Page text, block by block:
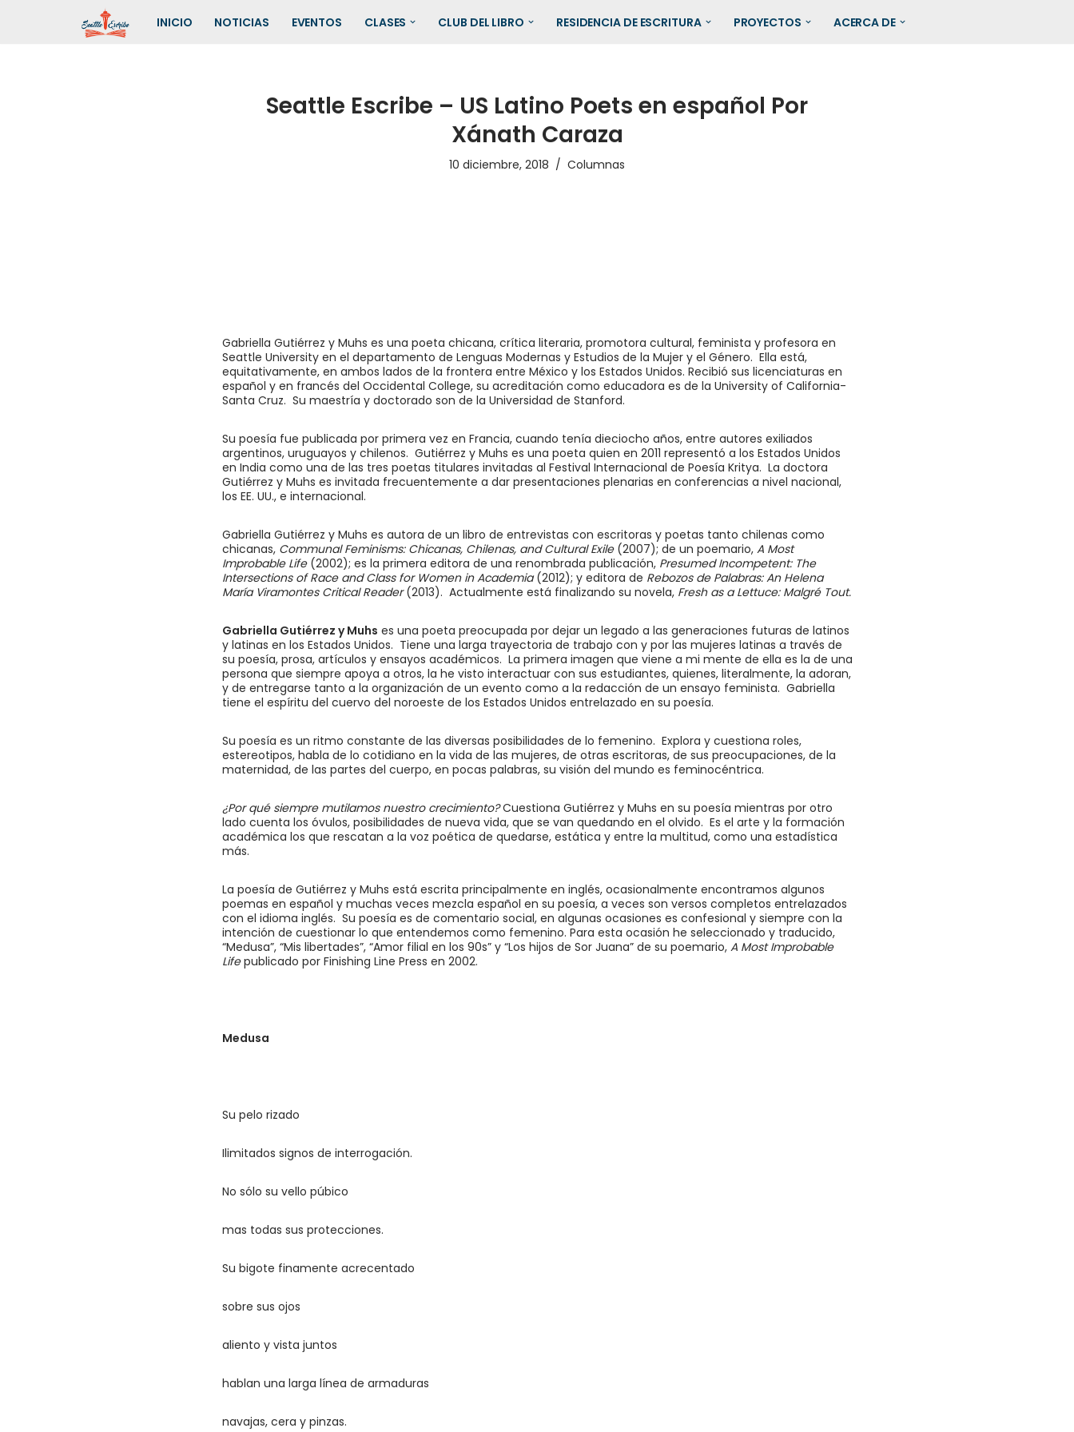
INICIO NOTICIAS EVENTOS CLASES CLUB DEL LIBRO RESIDENCIA DE ESCRITURA PROYECTOS ACERCA DE
Seattle Escribe – US Latino Poets en español Por
Xánath Caraza
10 diciembre, 2018 Columnas
Gabriella Gutiérrez y Muhs es una poeta chicana, crítica literaria, promotora cultural, feminista y profesora en
Seattle University en el departamento de Lenguas Modernas y Estudios de la Mujer y el Género. Ella está,
equitativamente, en ambos lados de la frontera entre México y los Estados Unidos. Recibió sus licenciaturas en
español y en francés del Occidental College, su acreditación como educadora es de la University of California-
Santa Cruz. Su maestría y doctorado son de la Universidad de Stanford.
Su poesía fue publicada por primera vez en Francia, cuando tenía dieciocho años, entre autores exiliados
argentinos, uruguayos y chilenos. Gutiérrez y Muhs es una poeta quien en 2011 representó a los Estados Unidos
en India como una de las tres poetas titulares invitadas al Festival Internacional de Poesía Kritya. La doctora
Gutiérrez y Muhs es invitada frecuentemente a dar presentaciones plenarias en conferencias a nivel nacional,
los EE. UU., e internacional.
Gabriella Gutiérrez y Muhs es autora de un libro de entrevistas con escritoras y poetas tanto chilenas como
chicanas, Communal Feminisms: Chicanas, Chilenas, and Cultural Exile (2007); de un poemario, A Most
Improbable Life (2002); es la primera editora de una renombrada publicación, Presumed Incompetent: The
Intersections of Race and Class for Women in Academia(2012); y editora de Rebozos de Palabras: An Helena
María Viramontes Critical Reader(2013). Actualmente está finalizando su novela, Fresh as a Lettuce: Malgré Tout.
Gabriella Gutiérrez y Muhs es una poeta preocupada por dejar un legado a las generaciones futuras de latinos
y latinas en los Estados Unidos. Tiene una larga trayectoria de trabajo con y por las mujeres latinas a través de
su poesía, prosa, artículos y ensayos académicos. La primera imagen que viene a mi mente de ella es la de una
persona que siempre apoya a otros, la he visto interactuar con sus estudiantes, quienes, literalmente, la adoran,
y de entregarse tanto a la organización de un evento como a la redacción de un ensayo feminista. Gabriella
tiene el espíritu del cuervo del noroeste de los Estados Unidos entrelazado en su poesía.
Su poesía es un ritmo constante de las diversas posibilidades de lo femenino. Explora y cuestiona roles,
estereotipos, habla de lo cotidiano en la vida de las mujeres, de otras escritoras, de sus preocupaciones, de la
maternidad, de las partes del cuerpo, en pocas palabras, su visión del mundo es feminocéntrica.
¿Por qué siempre mutilamos nuestro crecimiento?Cuestiona Gutiérrez y Muhs en su poesía mientras por otro
lado cuenta los óvulos, posibilidades de nueva vida, que se van quedando en el olvido. Es el arte y la formación
académica los que rescatan a la voz poética de quedarse, estática y entre la multitud, como una estadística
más.
La poesía de Gutiérrez y Muhs está escrita principalmente en inglés, ocasionalmente encontramos algunos
poemas en español y muchas veces mezcla español en su poesía, a veces son versos completos entrelazados
con el idioma inglés. Su poesía es de comentario social, en algunas ocasiones es confesional y siempre con la
intención de cuestionar lo que entendemos como femenino. Para esta ocasión he seleccionado y traducido,
“Medusa”, “Mis libertades”, “Amor filial en los 90s” y “Los hijos de Sor Juana” de su poemario, A Most Improbable
Lifepublicado por Finishing Line Press en 2002.
Medusa
Su pelo rizado
Ilimitados signos de interrogación.
No sólo su vello púbico
mas todas sus protecciones.
Su bigote finamente acrecentado
sobre sus ojos
aliento y vista juntos
hablan una larga línea de armaduras
navajas, cera y pinzas.